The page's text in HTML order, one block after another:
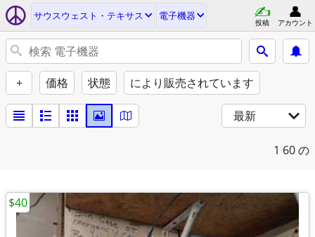
サウスウェスト・テキサス 電子機器
投稿 アカウント
+ 価格 状態 により販売されています
最新
1 60 の
$40